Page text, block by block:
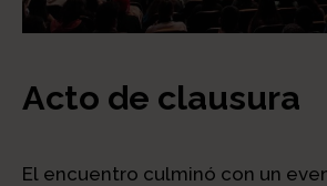
Acto de clausura
El encuentro culminó con un